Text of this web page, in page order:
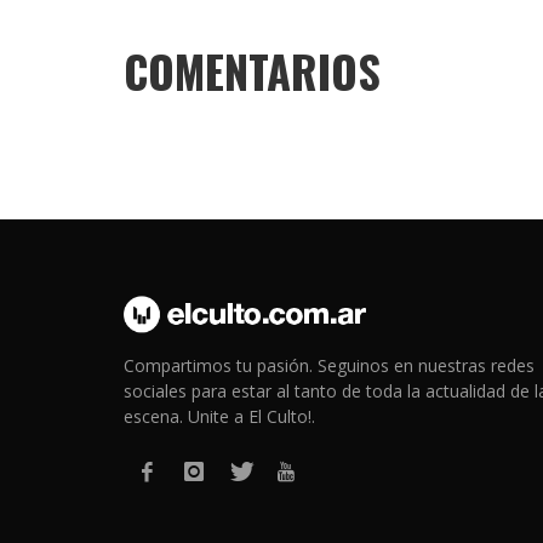
COMENTARIOS
Compartimos tu pasión. Seguinos en nuestras redes
sociales para estar al tanto de toda la actualidad de
escena. Unite a El Culto!.